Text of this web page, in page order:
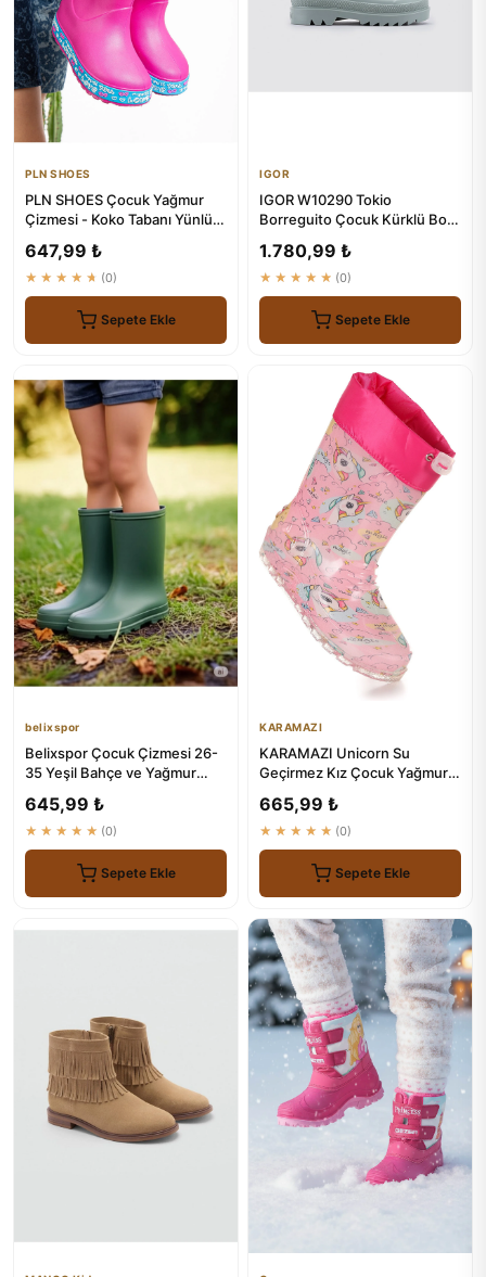
PLN SHOES
PLN SHOES Çocuk Yağmur
Çizmesi - Koko Tabanı Yünlü
647,99 ₺
★★★★★ (0)
Sepete Ekle
IGOR
IGOR W10290 Tokio
Borreguito Çocuk Kürklü Botu
1.780,99 ₺
★★★★★ (0)
Sepete Ekle
belixspor
Belixspor Çocuk Çizmesi 26-
35 Yeşil Bahçe ve Yağmur
645,99 ₺
★★★★★ (0)
Sepete Ekle
KARAMAZI
KARAMAZI Unicorn Su
Geçirmez Kız Çocuk Yağmur
665,99 ₺
★★★★★ (0)
Sepete Ekle